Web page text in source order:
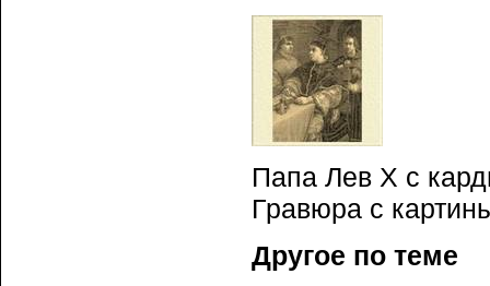
Папа Лев X с
Гравюра с
Другое по теме